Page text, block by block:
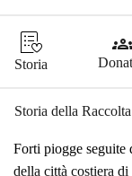
Storia
Storia della
Forti piogge seguite
della città costiera